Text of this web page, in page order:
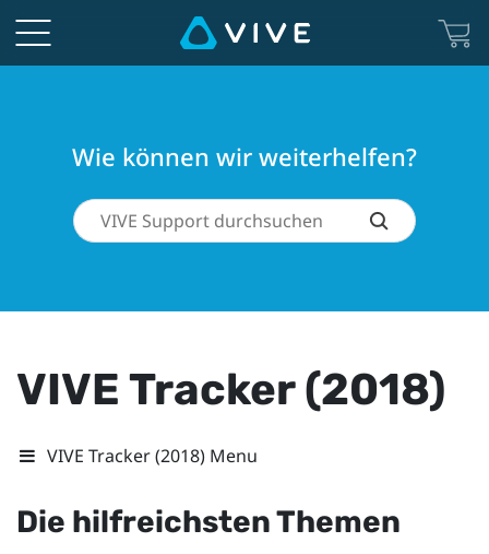
Wie können wir weiterhelfen?
VIVE Tracker (2018)
VIVE Tracker (2018) Menu
Die hilfreichsten Themen